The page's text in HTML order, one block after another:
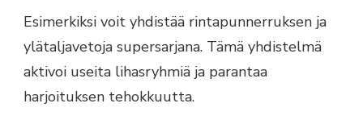
Esimerkiksi voit yhdistää rintapunnerruksen ja
ylätaljavetoja supersarjana. Tämä yhdistelmä
aktivoi useita lihasryhmiä ja parantaa
harjoituksen tehokkuutta.